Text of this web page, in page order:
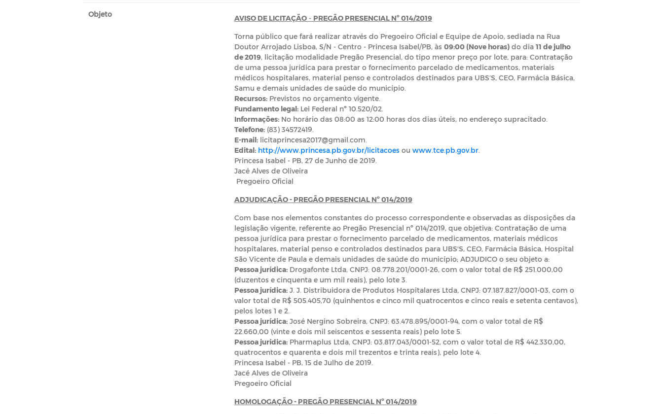
Objeto AVISO DE LICITAÇÃO- PREGÃO PRESENCIAL Nº 014/2019
Torna público que fará realizar através do Pregoeiro Oficial e Equipe de Apoio, sediada na Rua
Doutor Arrojado Lisboa, S/N - Centro - Princesa Isabel/PB, às 09:00 (Nove horas)do dia 11 de julho
de 2019, licitação modalidade Pregão Presencial, do tipo menor preço por lote, para: Contratação
de uma pessoa jurídica para prestar o fornecimento parcelado de medicamentos, materiais
médicos hospitalares, material penso e controlados destinados para UBS’S, CEO, Farmácia Básica,
Samu e demais unidades de saúde do município.
Recursos:Previstos no orçamento vigente.
Fundamento legal:Lei Federal nº 10.520/02.
Informações:No horário das 08:00 as 12:00 horas dos dias úteis, no endereço supracitado.
Telefone:(83) 34572419.
E-mail:licitaprincesa2017@gmail.com.
Edital: http://www.princesa.pb.gov.br/licitacoesou www.tce.pb.gov.br.
Princesa Isabel - PB, 27 de Junho de 2019.
Jacé Alves de Oliveira
Pregoeiro Oficial
ADJUDICAÇÃO - PREGÃO PRESENCIAL Nº 014/2019
Com base nos elementos constantes do processo correspondente e observadas as disposições da
legislação vigente, referente ao Pregão Presencial nº 014/2019, que objetiva: Contratação de uma
pessoa jurídica para prestar o fornecimento parcelado de medicamentos, materiais médicos
hospitalares, material penso e controlados destinados para UBS'S, CEO, Farmácia Básica, Hospital
São Vicente de Paula e demais unidades de saúde do município; ADJUDICO o seu objeto a:
Pessoa jurídica:Drogafonte Ltda, CNPJ: 08.778.201/0001-26, com o valor total de R$ 251.000,00
(duzentos e cinquenta e um mil reais), pelo lote 3.
Pessoa jurídica:J. J. Distribuidora de Produtos Hospitalares Ltda, CNPJ: 07.187.827/0001-03, com o
valor total de R$ 505.405,70 (quinhentos e cinco mil quatrocentos e cinco reais e setenta centavos),
pelos lotes 1 e 2.
Pessoa jurídica:José Nergino Sobreira, CNPJ: 63.478.895/0001-94, com o valor total de R$
22.660,00 (vinte e dois mil seiscentos e sessenta reais) pelo lote 5.
Pessoa jurídica:Pharmaplus Ltda, CNPJ: 03.817.043/0001-52, com o valor total de R$ 442.330,00,
quatrocentos e quarenta e dois mil trezentos e trinta reais), pelo lote 4.
Princesa Isabel - PB, 15 de Julho de 2019.
Jacé Alves de Oliveira
Pregoeiro Oficial
HOMOLOGAÇÃO - PREGÃO PRESENCIAL Nº 014/2019